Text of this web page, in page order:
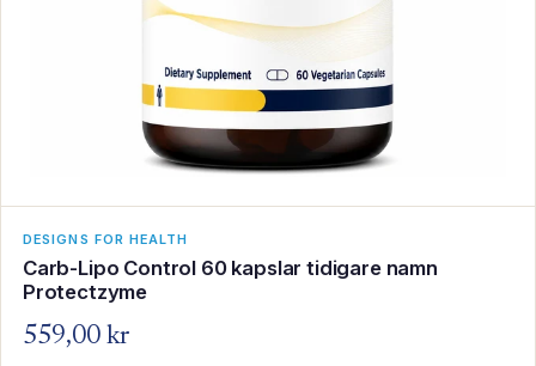
DESIGNS FOR HEALTH
Carb-Lipo Control 60 kapslar tidigare namn
Protectzyme
559,00 kr